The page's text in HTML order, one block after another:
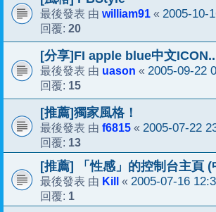
最後發表 由 william91 « 2005-10-
回覆: 20
[分享]FI apple blue中文
最後發表 由 uason « 2005-09-22
回覆: 15
[推薦]獨家風格！
最後發表 由 f6815 « 2005-07-22
回覆: 13
[推薦] 「性感」的控制台主頁 (
最後發表 由 Kill « 2005-07-16
回覆: 1